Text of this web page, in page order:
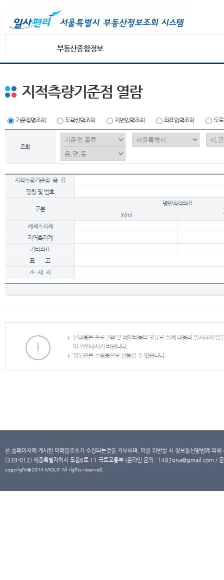
부동산종합정보
지적측량기준점 열람
기준점명조회 도곽선택조회 지번입력조회 좌표입력조회 도
조회
지적측량기준점 종 류
명칭 및 번호
구분
평면직각좌표
X(m)
세계측지계
지역측지계
기타좌표
표 고
소 재 지
본내용은 프로그램 및 데이타등의 오류로 실제 내용과 일치하지
아 확인하시기 바랍니다.
위도면은 측량용으로 활용할 수 없습니다.
본 홈페이지에 게시된 이메일주소가 수집되는것을 거부하며, 이를 위반할 시 정보통신망법에 의
(339-012) 세종특별자치시 도움6로 11 국토교통부 (온라인 문의 : 1482qna@gmail.com /
copyright@2014 MOLIT All rights reserved.